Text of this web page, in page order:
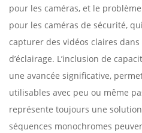
pour les caméras, et le
pour les caméras de sécurité,
capturer des vidéos claires
d’éclairage. L’inclusion de
une avancée significative,
utilisables avec peu ou même
représente toujours une
séquences monochromes